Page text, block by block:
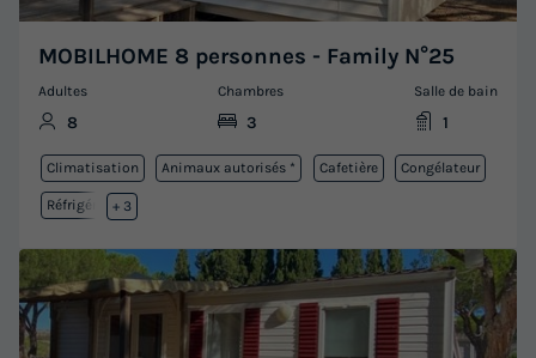
MOBILHOME 8 personnes - Family N°25
Adultes
8
Chambres
3
Salle de bain
1
Climatisation Animaux autorisés * Cafetière Congélateur
Réfrigérateur
+ 3